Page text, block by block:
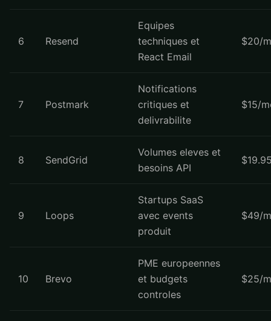
6 Resend
Equipes
techniques et
React Email
$20/
7 Postmark
Notifications
critiques et
delivrabilite
$15/
8 SendGrid
Volumes eleves et
besoins API
9 Loops
Startups SaaS
avec events
produit
$49/
10 Brevo
PME europeennes
et budgets
controles
$25/